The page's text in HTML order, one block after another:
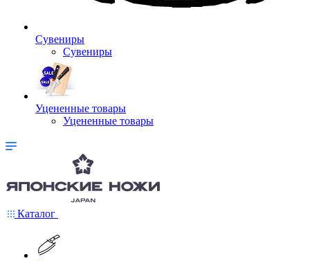
Сувениры
Сувениры
Уцененные товары
Уцененные товары
Каталог